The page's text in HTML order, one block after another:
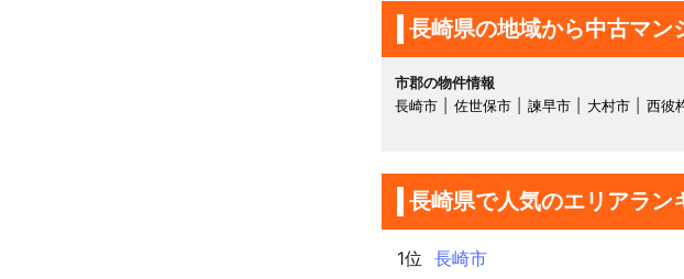
長崎県の地域から中古マン
市郡の物件情報
長崎市
佐世保市 諫早市 大村市 西彼
長崎県で人気のエリアラン
1位
長崎市